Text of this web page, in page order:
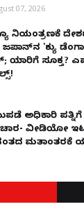
07, 2026
ನಿಯಂತ್ರಣಕ್ಕೆ
'ಕ್ಯು
ಯಾರಿಗೆ ಸೂಕ್ತ?
ಅಧಿಕಾರಿ
ವೀಡಿಯೋ
ಮತಾಂತರಕ್ಕೆ